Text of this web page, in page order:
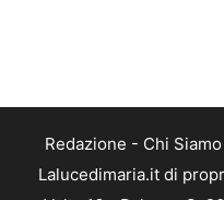
Redazione - Chi Siamo
Lalucedimaria.it di